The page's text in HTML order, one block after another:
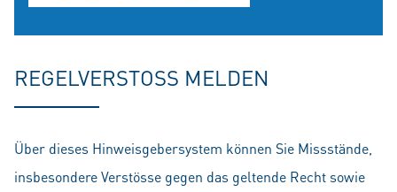
REGELVERSTOSS MELDEN
Über dieses Hinweisgebersystem können Sie Missstände,
insbesondere Verstösse gegen das geltende Recht sowie